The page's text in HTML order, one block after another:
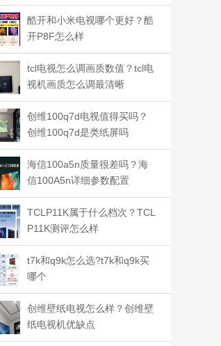
酷开和小米电视哪个更好？酷
开P8F怎么样
tcl电视怎么调画质数值？tcl电
视机画质怎么调最清晰
创维100q7d电视值得买吗？
创维100q7d是类纸屏吗
海信100a5n质量很差吗？海
信100A5n详细参数配置
TCLP11K属于什么档次？TCL
P11K测评怎么样
t7k和q9k怎么选?t7k和q9k买
哪个
创维壁纸电视怎么样？创维壁
纸电视机优缺点